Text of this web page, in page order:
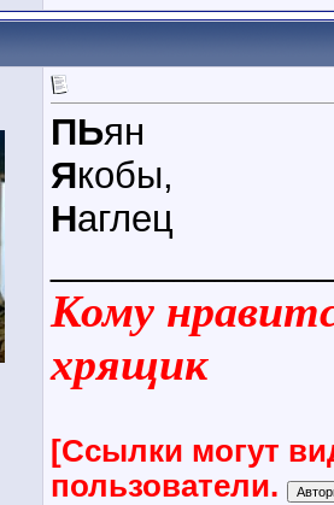
ПЬян
Якобы,
Наглец
Кому
хрящик
[Ссылки могут
пользователи.